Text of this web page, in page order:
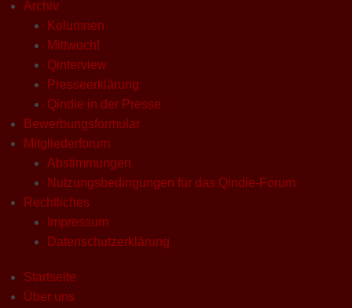
Archiv
Kolumnen
Mittwoch!
Qinterview
Presseerklärung
Qindie in der Presse
Bewerbungsformular
Mitgliederforum
Abstimmungen
Nutzungsbedingungen für das Qindie-Forum
Rechtliches
Impressum
Datenschutzerklärung
Startseite
Über uns